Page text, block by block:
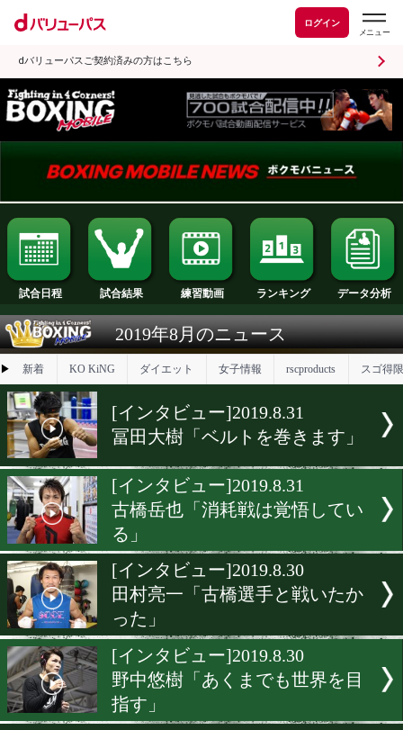
ログイン
dバリューパスご契約済みの方はこちら
試合日程 試合結果 練習動画 ランキング
2019年8月のニュース
▶ 新着 KO KiNG ダイエット 女子情報
[インタビュー]2019.8.31
冨田大樹「ベルトを巻きま
[インタビュー]2019.8.31
古橋岳也「消耗戦は覚悟し
る」
[インタビュー]2019.8.30
田村亮一「古橋選手と戦い